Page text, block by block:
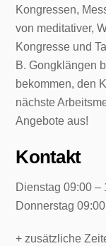
Kongressen,
von meditativer,
Kongresse und
B. Gongklängen
bekommen, den
nächste
Angebote aus!
Kontakt
Dienstag 09:00 –
Donnerstag
+ zusätzliche